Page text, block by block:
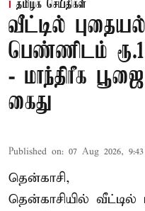
தமிழக செய்திகள்
வீட்டில் புதையல்
பெண்ணிடம்
- மாந்திரீக
கைது
Published on: 07 Aug 2026,
தென்காசி,
தென்காசியில் வீட்டில்